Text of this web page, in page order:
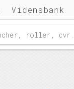
Vidensbank